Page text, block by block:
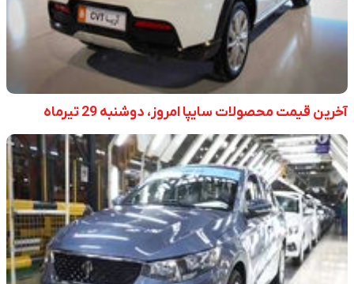
آخرین قیمت محصولات سایپا امروز، دوشنبه 29 تیرماه